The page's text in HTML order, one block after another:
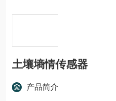
土壤墒情传感器
产品简介